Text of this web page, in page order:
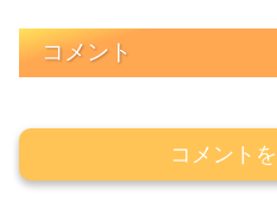
コメント
コメント